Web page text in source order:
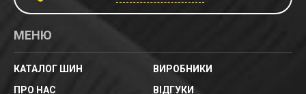
МЕНЮ
КАТАЛОГ ШИН
ВИРОБНИКИ
ПРО НАС
ВІДГУКИ